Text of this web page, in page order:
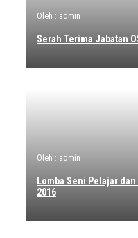
Oleh : admin
Serah Terima Jabatan
Oleh : admin
Lomba Seni Pelajar
2016